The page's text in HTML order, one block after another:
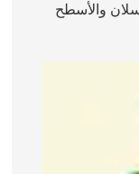
والأسطح